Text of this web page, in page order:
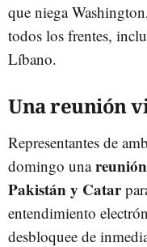
que niega
todos los frentes,
Líbano.
Una reunión
Representantes de
domingo una
Pakistán y Catar
entendimiento
desbloquee de